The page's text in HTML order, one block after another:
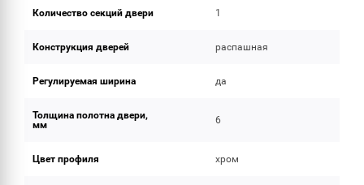
Количество секций двери 1
Конструкция дверей распашная
Регулируемая ширина да
Толщина полотна двери,
мм
6
Цвет профиля хром